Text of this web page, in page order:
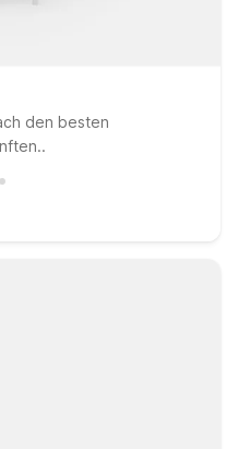
den besten